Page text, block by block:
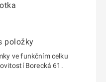
položky
ve funkčním celku
Borecká 61.